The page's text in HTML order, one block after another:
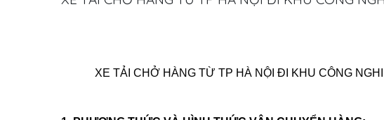
XE TẢI CHỞ HÀNG TỪ TP HÀ NỘI ĐI KHU CÔNG